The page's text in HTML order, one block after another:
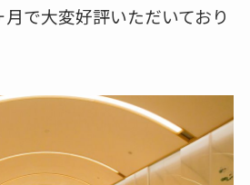
で大変好評いただいており